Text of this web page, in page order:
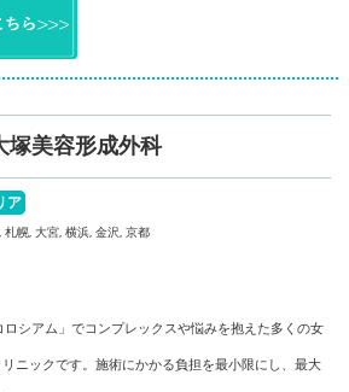
塚美容形成外科
ア
札幌, 大宮, 横浜, 金沢, 京都
ロシアム」でコンプレックスや悩みを抱えた多くの女
ニックです。施術にかかる負担を最小限にし、最大